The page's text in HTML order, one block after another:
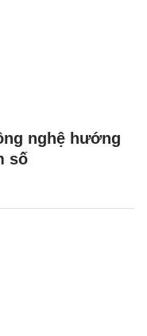
nghệ hướng
số